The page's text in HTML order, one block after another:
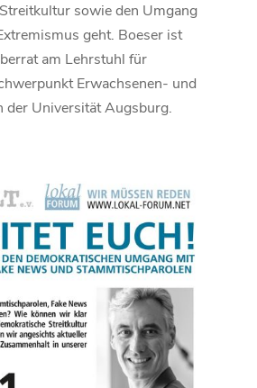
sowie den Umgang
geht. Boeser ist
am Lehrstuhl für
Erwachsenen- und
der Universität Augsburg.